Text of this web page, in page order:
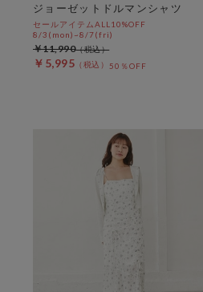
ジョーゼットドルマンシャツ
セールアイテムALL10%OFF
8/3(mon)~8/7(fri)
￥5,995 50％OFF
￥11,990